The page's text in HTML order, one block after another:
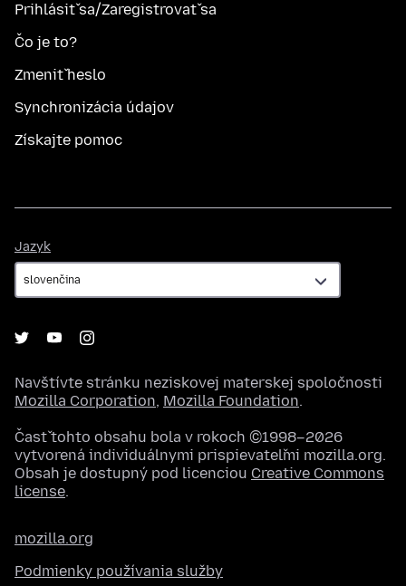
Prihlásiť sa/Zaregistrovať sa
Čo je to?
Zmeniť heslo
Synchronizácia údajov
Získajte pomoc
Jazyk
Navštívte stránku neziskovej materskej spoločnosti
Mozilla Corporation, Mozilla Foundation.
Časť tohto obsahu bola v rokoch ©1998–2026
vytvorená individuálnymi prispievateľmi mozilla.org.
Obsah je dostupný pod licenciou Creative Commons
license.
mozilla.org
Podmienky používania služby